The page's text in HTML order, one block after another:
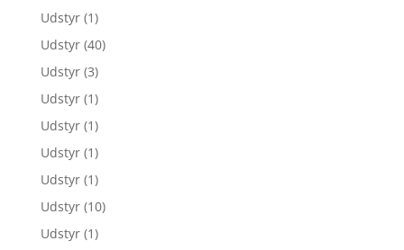
Udstyr (1)
Udstyr (40)
Udstyr (3)
Udstyr (1)
Udstyr (1)
Udstyr (1)
Udstyr (1)
Udstyr (10)
Udstyr (1)